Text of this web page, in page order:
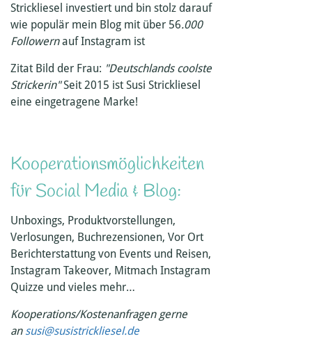
Strickliesel investiert und bin stolz darauf
wie populär mein Blog mit über 56.000
Followernauf Instagram ist
Zitat Bild der Frau: "Deutschlands coolste
Strickerin"Seit 2015 ist Susi Strickliesel
eine eingetragene Marke!
Kooperationsmöglichkeiten
für Social Media & Blog:
Unboxings, Produktvorstellungen,
Verlosungen, Buchrezensionen, Vor Ort
Berichterstattung von Events und Reisen,
Instagram Takeover, Mitmach Instagram
Quizze und vieles mehr…
Kooperations/Kostenanfragen gerne
an susi@susistrickliesel.de